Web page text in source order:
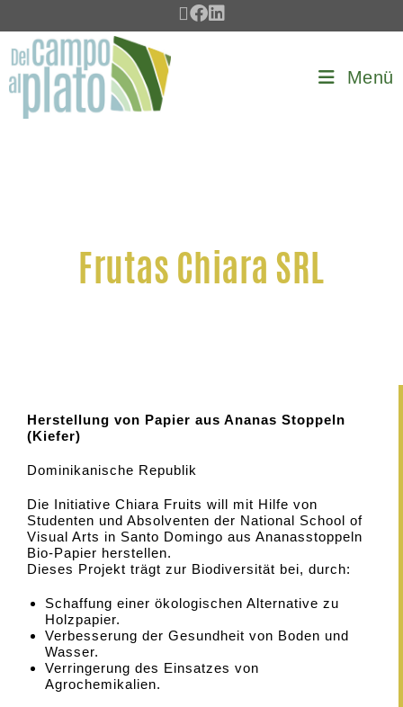
Menü
Frutas Chiara SRL
Herstellung von Papier aus Ananas Stoppeln
(Kiefer)
Dominikanische Republik
Die Initiative Chiara Fruits will mit Hilfe von
Studenten und Absolventen der National School of
Visual Arts in Santo Domingo aus Ananasstoppeln
Bio-Papier herstellen.
Dieses Projekt trägt zur Biodiversität bei, durch:
Schaffung einer ökologischen Alternative zu
Holzpapier.
Verbesserung der Gesundheit von Boden und
Wasser.
Verringerung des Einsatzes von
Agrochemikalien.